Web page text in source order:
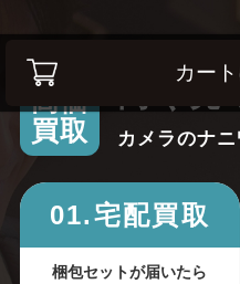
カー
高価
買取
高く
カメラのナ
01.宅配買取
梱包セットが届いたら